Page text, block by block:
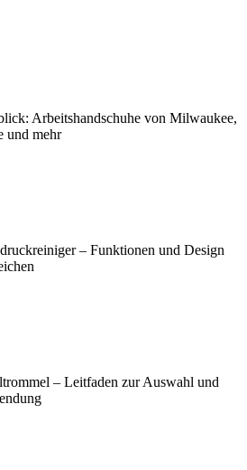
Arbeitshandschuhe von Milwaukee,
und mehr
– Funktionen und Design
– Leitfaden zur Auswahl und